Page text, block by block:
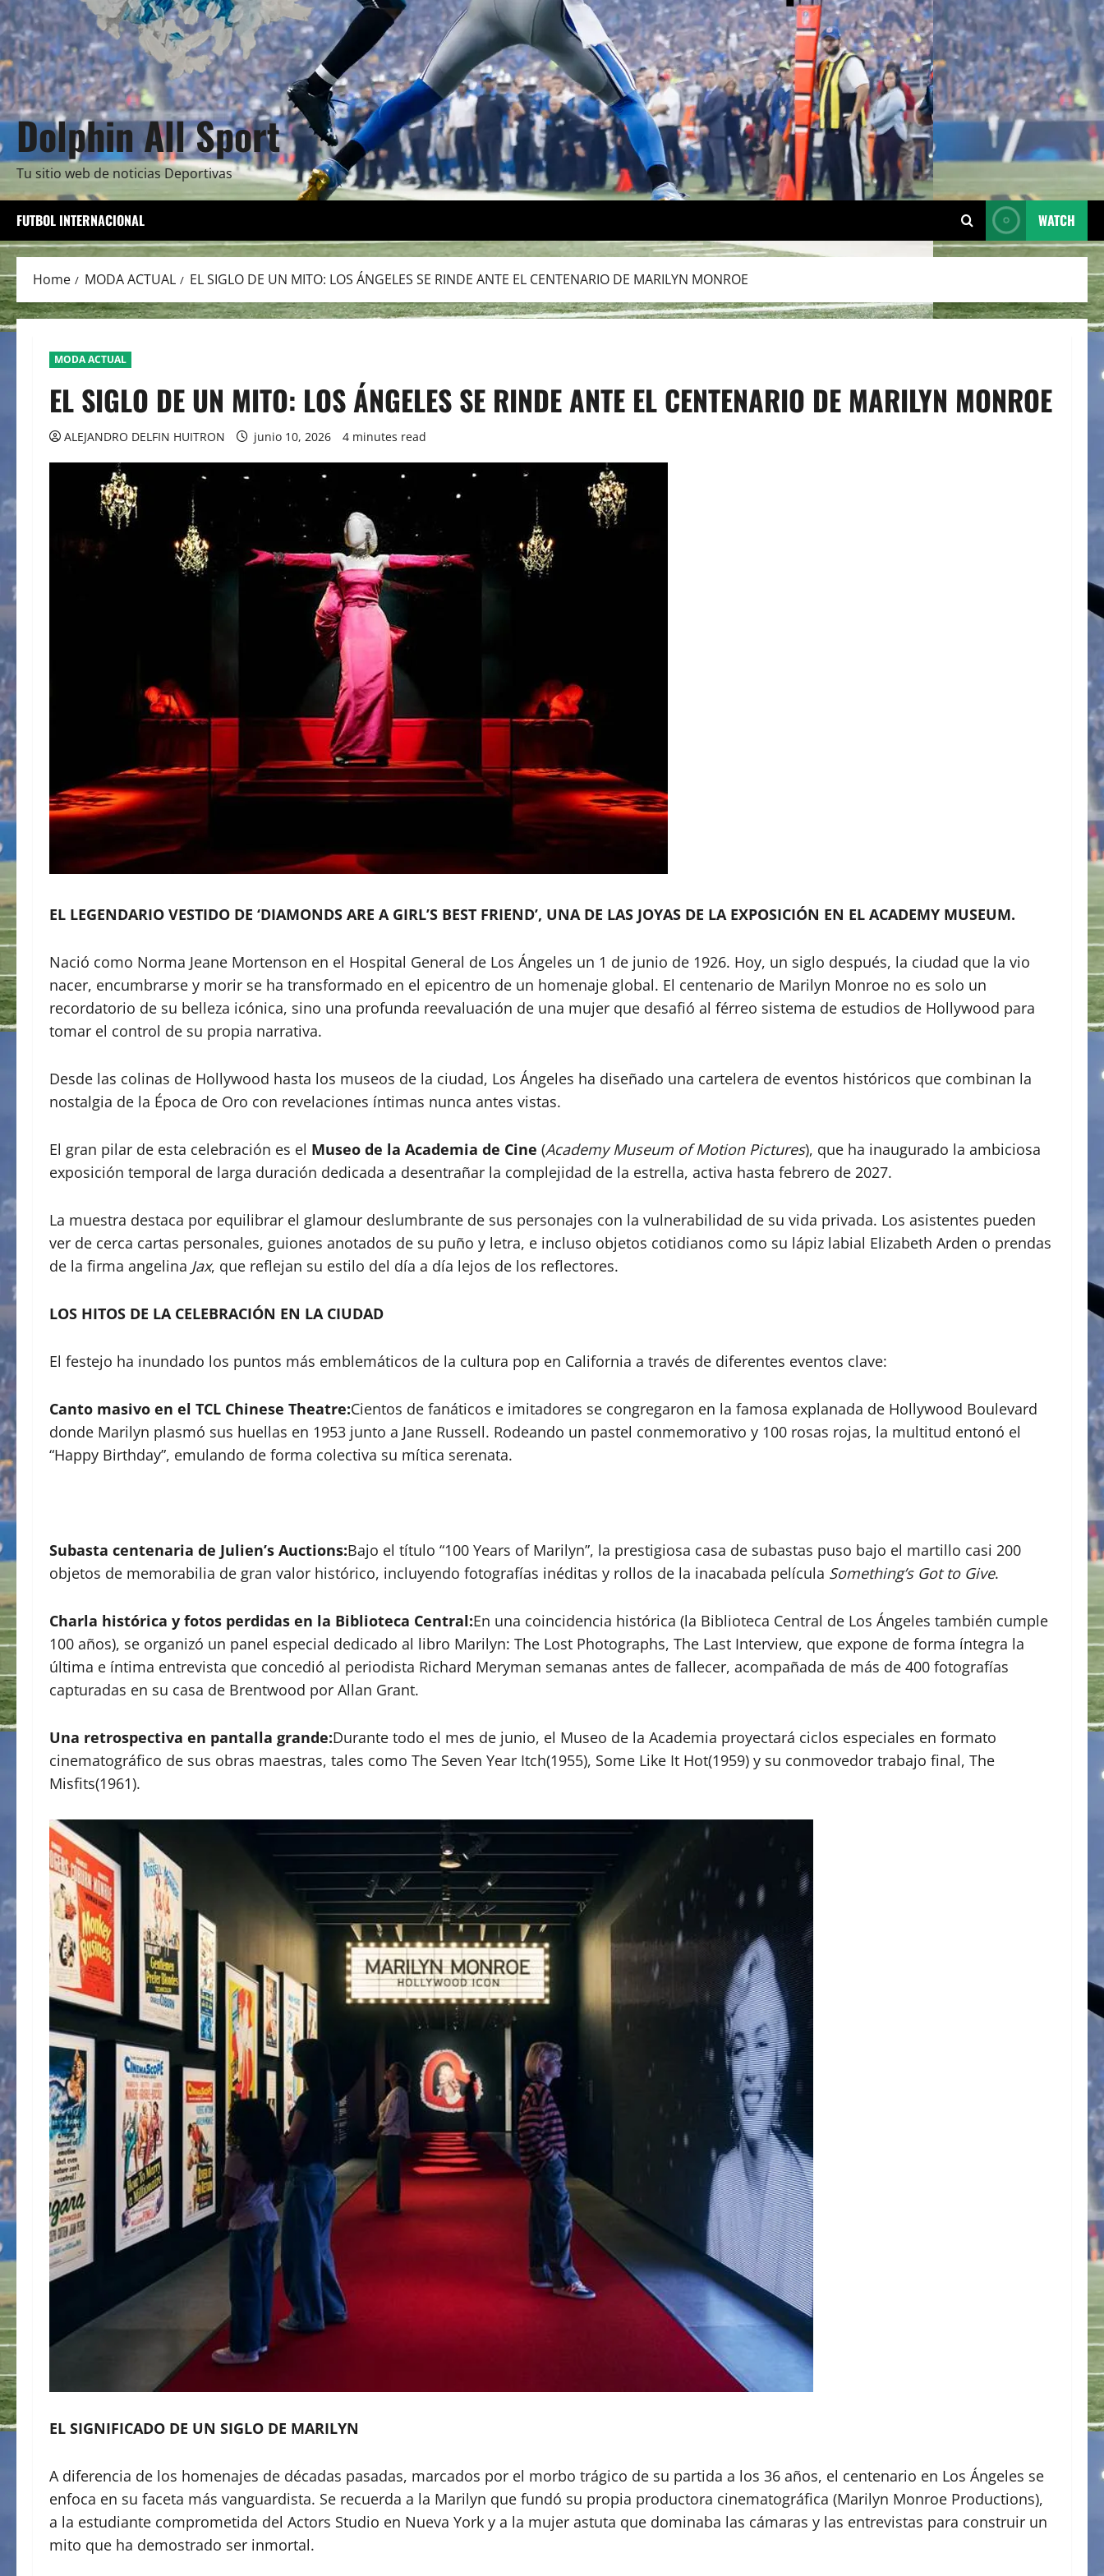
Dolphin All Sport
Tu sitio web de noticias Deportivas
FUTBOL INTERNACIONAL WATCH
Home MODA ACTUAL EL SIGLO DE UN MITO: LOS ÁNGELES SE RINDE ANTE EL CENTENARIO DE MARILYN MONROE
MODA ACTUAL
EL SIGLO DE UN MITO: LOS ÁNGELES SE RINDE ANTE EL CENTENARIO DE MARILYN MONROE
ALEJANDRO DELFIN HUITRON junio 10, 2026 4 minutes read
EL LEGENDARIO VESTIDO DE ‘DIAMONDS ARE A GIRL’S BEST FRIEND’, UNA DE LAS JOYAS DE LA EXPOSICIÓN EN EL ACADEMY MUSEUM.
Nació como Norma Jeane Mortenson en el Hospital General de Los Ángeles un 1 de junio de 1926. Hoy, un siglo después, la ciudad que la vio
nacer, encumbrarse y morir se ha transformado en el epicentro de un homenaje global. El centenario de Marilyn Monroe no es solo un
recordatorio de su belleza icónica, sino una profunda reevaluación de una mujer que desafió al férreo sistema de estudios de Hollywood para
tomar el control de su propia narrativa.
Desde las colinas de Hollywood hasta los museos de la ciudad, Los Ángeles ha diseñado una cartelera de eventos históricos que combinan la
nostalgia de la Época de Oro con revelaciones íntimas nunca antes vistas.
El gran pilar de esta celebración es el Museo de la Academia de Cine (Academy Museum of Motion Pictures), que ha inaugurado la ambiciosa
exposición temporal de larga duración dedicada a desentrañar la complejidad de la estrella, activa hasta febrero de 2027.
La muestra destaca por equilibrar el glamour deslumbrante de sus personajes con la vulnerabilidad de su vida privada. Los asistentes pueden
ver de cerca cartas personales, guiones anotados de su puño y letra, e incluso objetos cotidianos como su lápiz labial Elizabeth Arden o prendas
de la firma angelina Jax, que reflejan su estilo del día a día lejos de los reflectores.
LOS HITOS DE LA CELEBRACIÓN EN LA CIUDAD
El festejo ha inundado los puntos más emblemáticos de la cultura pop en California a través de diferentes eventos clave:
Canto masivo en el TCL Chinese Theatre:Cientos de fanáticos e imitadores se congregaron en la famosa explanada de Hollywood Boulevard
donde Marilyn plasmó sus huellas en 1953 junto a Jane Russell. Rodeando un pastel conmemorativo y 100 rosas rojas, la multitud entonó el
“Happy Birthday”, emulando de forma colectiva su mítica serenata.
Subasta centenaria de Julien’s Auctions:Bajo el título “100 Years of Marilyn”, la prestigiosa casa de subastas puso bajo el martillo casi 200
objetos de memorabilia de gran valor histórico, incluyendo fotografías inéditas y rollos de la inacabada película Something’s Got to Give.
Charla histórica y fotos perdidas en la Biblioteca Central:En una coincidencia histórica (la Biblioteca Central de Los Ángeles también cumple
100 años), se organizó un panel especial dedicado al libro Marilyn: The Lost Photographs, The Last Interview, que expone de forma íntegra la
última e íntima entrevista que concedió al periodista Richard Meryman semanas antes de fallecer, acompañada de más de 400 fotografías
capturadas en su casa de Brentwood por Allan Grant.
Una retrospectiva en pantalla grande:Durante todo el mes de junio, el Museo de la Academia proyectará ciclos especiales en formato
cinematográfico de sus obras maestras, tales como The Seven Year Itch(1955), Some Like It Hot(1959) y su conmovedor trabajo final, The
Misfits(1961).
EL SIGNIFICADO DE UN SIGLO DE MARILYN
A diferencia de los homenajes de décadas pasadas, marcados por el morbo trágico de su partida a los 36 años, el centenario en Los Ángeles se
enfoca en su faceta más vanguardista. Se recuerda a la Marilyn que fundó su propia productora cinematográfica (Marilyn Monroe Productions),
a la estudiante comprometida del Actors Studio en Nueva York y a la mujer astuta que dominaba las cámaras y las entrevistas para construir un
mito que ha demostrado ser inmortal.